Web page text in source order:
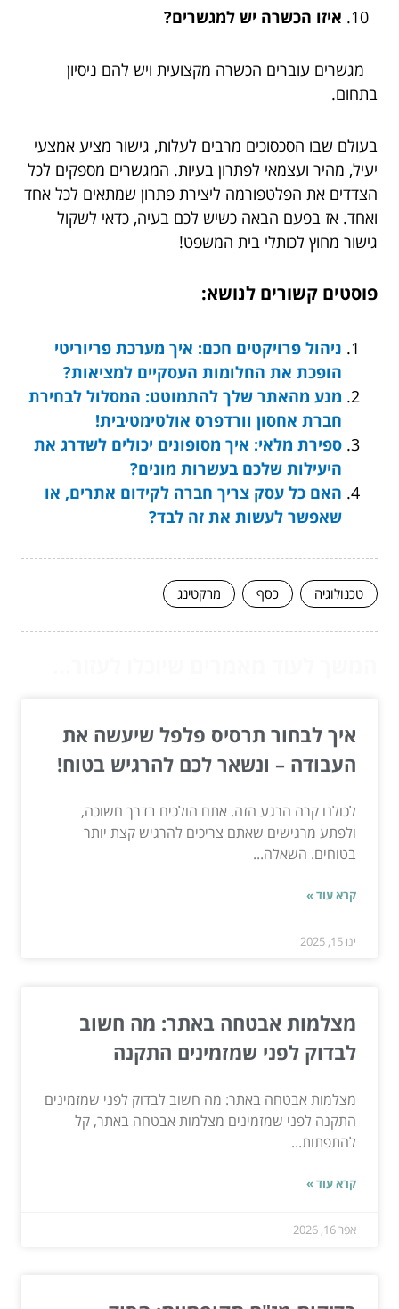
איזו הכשרה יש למגשרים?
מגשרים עוברים הכשרה מקצועית ויש להם ניסיון
בתחום.
בעולם שבו הסכסוכים מרבים לעלות, גישור מציע אמצעי
יעיל, מהיר ועצמאי לפתרון בעיות. המגשרים מספקים לכל
הצדדים את הפלטפורמה ליצירת פתרון שמתאים לכל אחד
ואחד. אז בפעם הבאה כשיש לכם בעיה, כדאי לשקול
גישור מחוץ לכותלי בית המשפט!
פוסטים קשורים לנושא:
ניהול פרויקטים חכם: איך מערכת פריוריטי
הופכת את החלומות העסקיים למציאות?
מנע מהאתר שלך להתמוטט: המסלול לבחירת
חברת אחסון וורדפרס אולטימטיבית!
ספירת מלאי: איך מסופונים יכולים לשדרג את
היעילות שלכם בעשרות מונים?
האם כל עסק צריך חברה לקידום אתרים, או
שאפשר לעשות את זה לבד?
טכנולוגיה כסף מרקטינג
איך לבחור תרסיס פלפל שיעשה את
העבודה – ונשאר לכם להרגיש בטוח!
לכולנו קרה הרגע הזה. אתם הולכים בדרך חשוכה,
ולפתע מרגישים שאתם צריכים להרגיש קצת יותר
בטוחים. השאלה...
קרא עוד »
ינו 15, 2025
מצלמות אבטחה באתר: מה חשוב
לבדוק לפני שמזמינים התקנה
מצלמות אבטחה באתר: מה חשוב לבדוק לפני שמזמינים
התקנה לפני שמזמינים מצלמות אבטחה באתר, קל
להתפתות...
קרא עוד »
אפר 16, 2026